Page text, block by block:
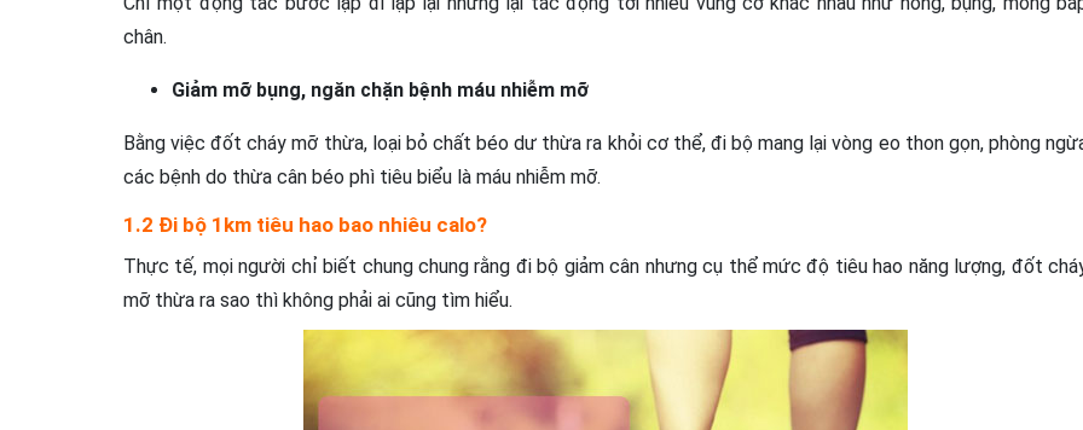
chân.
Giảm mỡ bụng, ngăn chặn bệnh máu nhiễm mỡ
Bằng việc đốt cháy mỡ thừa, loại bỏ chất béo dư thừa ra khỏi cơ thể, đi bộ mang lại vòng eo thon gọn, phòng
các bệnh do thừa cân béo phì tiêu biểu là máu nhiễm mỡ.
1.2 Đi bộ 1km tiêu hao bao nhiêu calo?
Thực tế, mọi người chỉ biết chung chung rằng đi bộ giảm cân nhưng cụ thể mức độ tiêu hao năng lượng, đốt
mỡ thừa ra sao thì không phải ai cũng tìm hiểu.